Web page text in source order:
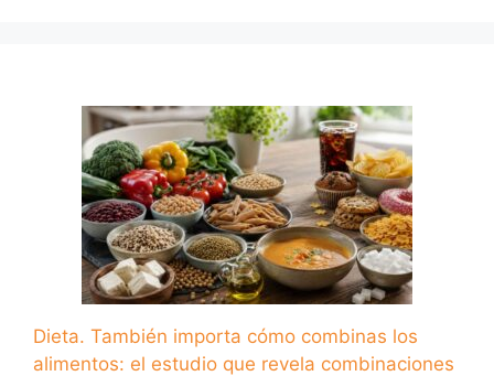
Dieta. También importa cómo combinas los
alimentos: el estudio que revela combinaciones